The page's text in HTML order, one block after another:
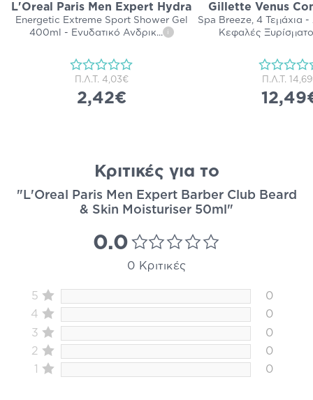
L'Oreal Paris Men Expert Hydra
Energetic Extreme Sport Shower Gel
400ml - Ενυδατικό Ανδρικ... i
Π.Λ.Τ. 4,03€
2,42€
Gillette Venus
Spa Breeze, 4 Τεμάχια -
Κεφαλές
Π.Λ.Τ.
Κριτικές για το
"L'Oreal Paris Men Expert Barber Club Beard
& Skin Moisturiser 50ml"
0.0
0 Κριτικές
5
0
4
0
3
0
2
0
1
0